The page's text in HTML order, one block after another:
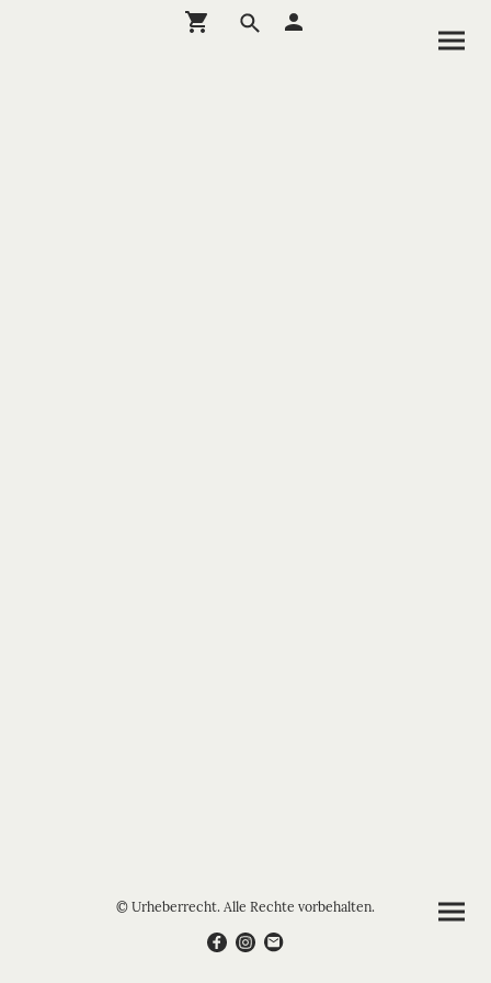
© Urheberrecht. Alle Rechte vorbehalten.